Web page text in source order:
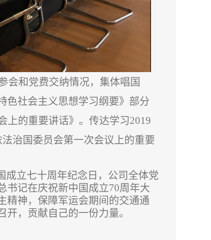
会和党费交纳情况，集体唱国
色社会主义思想学习纲要》部分
上的重要讲话》。传达学习2019
治国委员会第一次会议上的重要
成立七十周年纪念日，公司全体党
书记在庆祝新中国成立70周年大
精神，保障军运会期间的交通通
，贡献自己的一份力量。